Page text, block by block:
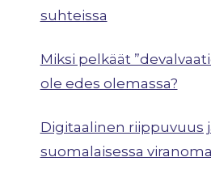
suhteissa
Miksi pelkäät
ole edes olemassa?
Digitaalinen riippuvuus
suomalaisessa